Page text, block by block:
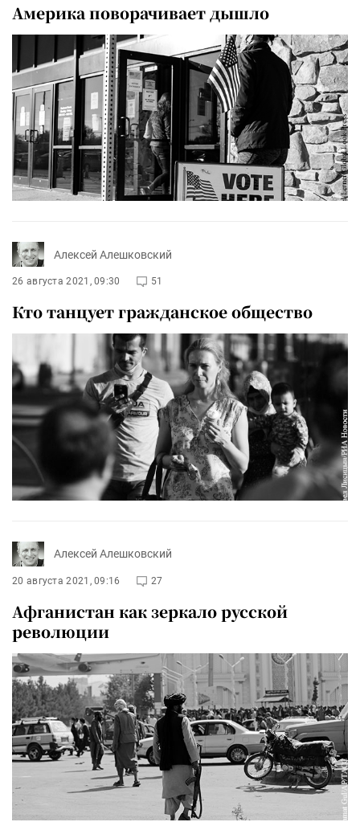
Америка поворачивает дышло
Алексей Алешковский
26 августа 2021, 09:30 51
Кто танцует гражданское общество
Алексей Алешковский
20 августа 2021, 09:16 27
Афганистан как зеркало русской
революции